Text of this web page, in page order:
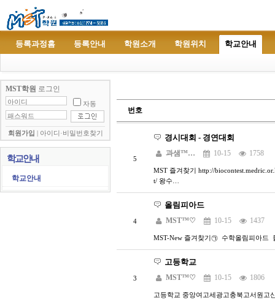
등록과정홈 등록안내 학원소개 학원위치 학교안내
MST학원 로그인
자동
회원가입 아이디·비밀번호찾기
학교안내
학교안내
번호
5
경시대회 - 경연대회
과샘™… 10-15 1758
MST 즐겨찾기 http://
t/ 왕수…
4
올림피아드
MST™♡ 10-15 1437
MST-New 즐겨찾기㉠ 수학올림피아
3
고등학교
MST™♡ 10-15 1806
고등학교 중앙여고세광고충북고서원